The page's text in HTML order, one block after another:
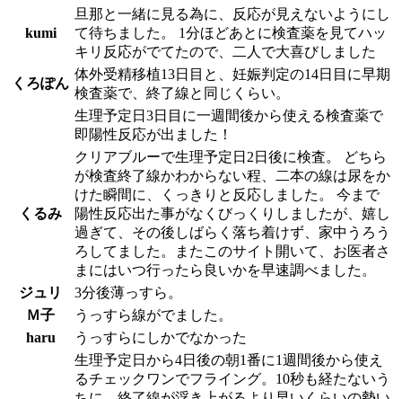
kumi
旦那と一緒に見る為に、反応が見えないようにし
て待ちました。 1分ほどあとに検査薬を見てハッ
キリ反応がでてたので、二人で大喜びしました
くろぽん
体外受精移植13日目と、妊娠判定の14日目に早期
検査薬で、終了線と同じくらい。
生理予定日3日目に一週間後から使える検査薬で
即陽性反応が出ました！
くるみ
クリアブルーで生理予定日2日後に検査。 どちら
が検査終了線かわからない程、二本の線は尿をか
けた瞬間に、くっきりと反応しました。 今まで
陽性反応出た事がなくびっくりしましたが、嬉し
過ぎて、その後しばらく落ち着けず、家中うろう
ろしてました。またこのサイト開いて、お医者さ
まにはいつ行ったら良いかを早速調べました。
ジュリ
3分後薄っすら。
Ｍ子
うっすら線がでました。
haru
うっすらにしかでなかった
生理予定日から4日後の朝1番に1週間後から使え
るチェックワンでフライング。10秒も経たないう